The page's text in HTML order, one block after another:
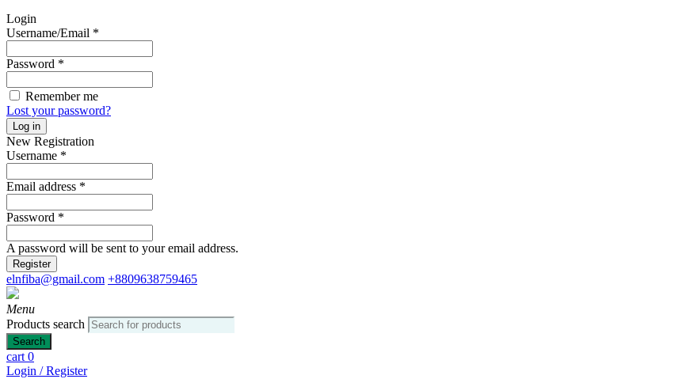
Login
Username/Email *
Password *
Remember me
Lost your password?
Log in
New Registration
Username *
Email address *
Password *
A password will be sent to your email address.
Register
elnfiba@gmail.com +8809638759465
Menu
Products search
Search
cart0
Login / Register